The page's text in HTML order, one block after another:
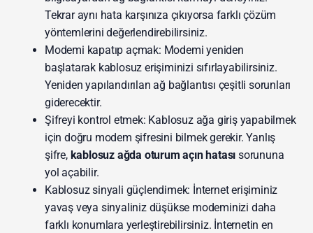
Tekrar aynı hata karşınıza çıkıyorsa farklı çözüm
yöntemlerini değerlendirebilirsiniz.
Modemi kapatıp açmak: Modemi yeniden
başlatarak kablosuz erişiminizi sıfırlayabilirsiniz.
Yeniden yapılandırılan ağ bağlantısı çeşitli sorunları
giderecektir.
Şifreyi kontrol etmek: Kablosuz ağa giriş yapabilmek
için doğru modem şifresini bilmek gerekir. Yanlış
şifre, kablosuz ağda oturum açın hatasısorununa
yol açabilir.
Kablosuz sinyali güçlendimek: İnternet erişiminiz
yavaş veya sinyaliniz düşükse modeminizi daha
farklı konumlara yerleştirebilirsiniz. İnternetin en